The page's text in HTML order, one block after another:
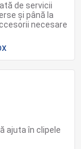
de servicii
și până la
necesare
ajuta în clipele